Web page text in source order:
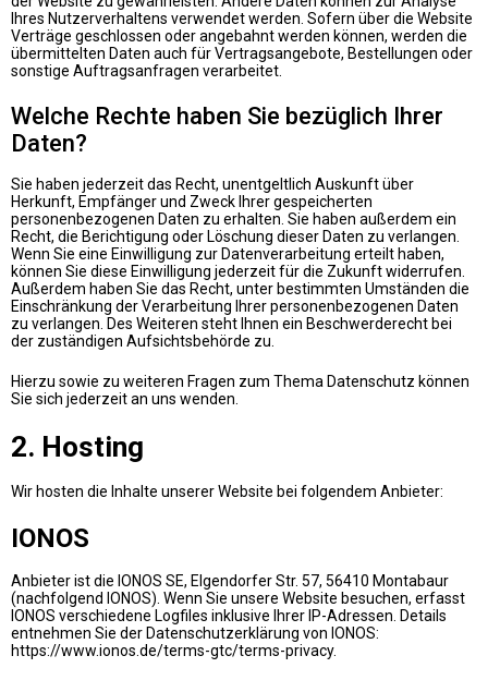
Ihres Nutzerverhaltens verwendet werden. Sofern über die Website
Verträge geschlossen oder angebahnt werden können, werden die
übermittelten Daten auch für Vertragsangebote, Bestellungen oder
sonstige Auftragsanfragen verarbeitet.
Welche Rechte haben Sie bezüglich Ihrer
Daten?
Sie haben jederzeit das Recht, unentgeltlich Auskunft über
Herkunft, Empfänger und Zweck Ihrer gespeicherten
personenbezogenen Daten zu erhalten. Sie haben außerdem ein
Recht, die Berichtigung oder Löschung dieser Daten zu verlangen.
Wenn Sie eine Einwilligung zur Datenverarbeitung erteilt haben,
können Sie diese Einwilligung jederzeit für die Zukunft widerrufen.
Außerdem haben Sie das Recht, unter bestimmten Umständen die
Einschränkung der Verarbeitung Ihrer personenbezogenen Daten
zu verlangen. Des Weiteren steht Ihnen ein Beschwerderecht bei
der zuständigen Aufsichtsbehörde zu.
Hierzu sowie zu weiteren Fragen zum Thema Datenschutz können
Sie sich jederzeit an uns wenden.
2. Hosting
Wir hosten die Inhalte unserer Website bei folgendem Anbieter:
IONOS
Anbieter ist die IONOS SE, Elgendorfer Str. 57, 56410 Montabaur
(nachfolgend IONOS). Wenn Sie unsere Website besuchen, erfasst
IONOS verschiedene Logfiles inklusive Ihrer IP-Adressen. Details
entnehmen Sie der Datenschutzerklärung von IONOS:
https://www.ionos.de/terms-gtc/terms-privacy.